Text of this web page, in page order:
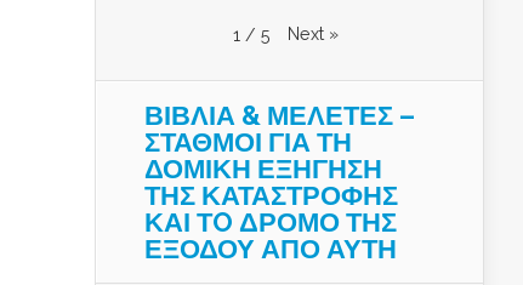
1 / 5 Next »
ΒΙΒΛΙΑ & ΜΕΛΕΤΕΣ –
ΣΤΑΘΜΟΙ ΓΙΑ ΤΗ
ΔΟΜΙΚΗ ΕΞΗΓΗΣΗ
ΤΗΣ ΚΑΤΑΣΤΡΟΦΗΣ
ΚΑΙ ΤO ΔΡΟΜΟ ΤΗΣ
ΕΞΟΔΟΥ ΑΠΟ ΑΥΤΗ